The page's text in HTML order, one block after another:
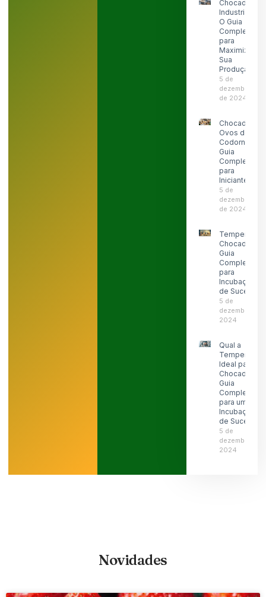
Chocadeira
Industrial:
O Guia
Completo
para
Maximizar
Sua
Produção
5 de
dezembro
de 2024
Chocadeira
Ovos de
Codorna:
Guia
Completo
para
Iniciantes
5 de
dezembro
de 2024
Temperatura
Chocadeira:
Guia
Completo
para
Incubação
de Sucesso
5 de
dezembro de
2024
Qual a
Temperatura
Ideal para
Chocadeira:
Guia
Completo
para uma
Incubação
de Sucesso
5 de
dezembro de
2024
Novidades